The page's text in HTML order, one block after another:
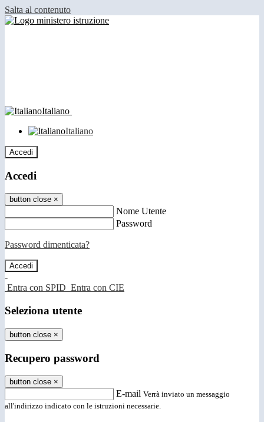
Salta al contenuto
Italiano
Italiano
Accedi
Accedi
button close ×
Nome Utente
Password
Password dimenticata?
-
Entra con SPID Entra con CIE
Seleziona utente
button close ×
Recupero password
button close ×
E-mail Verrà inviato un messaggio
all'indirizzo indicato con le istruzioni necessarie.